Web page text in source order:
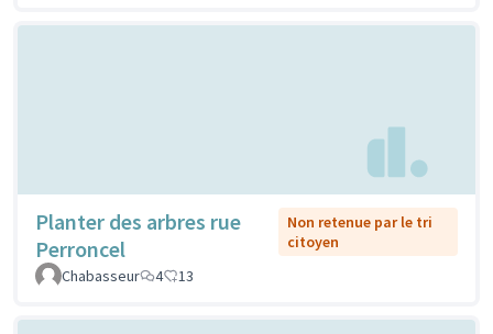
Planter des arbres rue
Perroncel
Non retenue par le tri
citoyen
Chabasseur
4 13